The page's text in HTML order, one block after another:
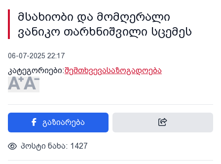
მსახიობი და მომღერალი
ვანიკო თარხნიშვილი სცემეს
06-07-2025 22:17
კატეგორიები:შემთხვევასაზოგადოება
გაზიარება
პოსტი ნახა: 1427